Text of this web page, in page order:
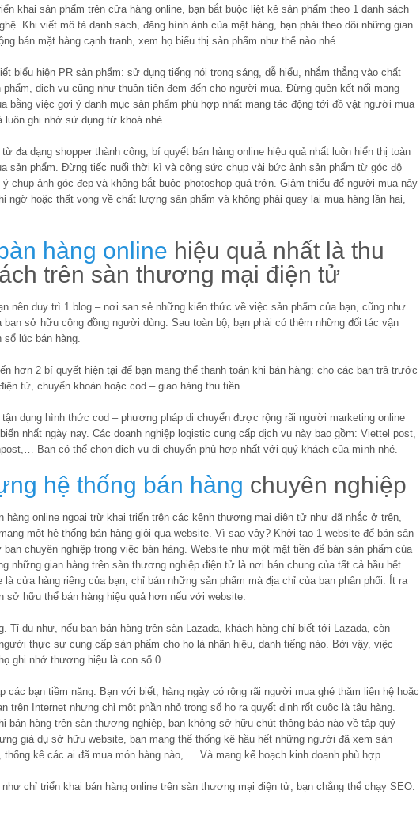
khai sản phẩm trên cửa hàng online, bạn bắt buộc liệt kê sản phẩm theo 1 danh sách
Khi viết mô tả danh sách, đăng hình ảnh của mặt hàng, bạn phải theo dõi những gian
bán mặt hàng cạnh tranh, xem họ biểu thị sản phẩm như thế nào nhé.
biểu hiện PR sản phẩm: sử dụng tiếng nói trong sáng, dễ hiểu, nhắm thẳng vào chất
phẩm, dịch vụ cũng như thuận tiện đem đến cho người mua. Đừng quên kết nối mang
bằng việc gợi ý danh mục sản phẩm phù hợp nhất mang tác động tới đồ vật người mua
luôn ghi nhớ sử dụng từ khoá nhé
đa dạng shopper thành công, bí quyết bán hàng online hiệu quả nhất luôn hiển thị toàn
sản phẩm. Đừng tiếc nuối thời kì và công sức chụp vài bức ảnh sản phẩm từ góc độ
ý chụp ảnh góc đẹp và không bắt buộc photoshop quá trớn. Giảm thiểu để người mua nảy
ngờ hoặc thất vọng về chất lượng sản phẩm và không phải quay lại mua hàng lần hai,
hàng online hiệu quả nhất là thu
trên sàn thương mại điện tử
nên duy trì 1 blog – nơi san sẻ những kiến thức về việc sản phẩm của bạn, cũng như
bạn sở hữu cộng đồng người dùng. Sau toàn bộ, bạn phải có thêm những đối tác vận
sổ lúc bán hàng.
hơn 2 bí quyết hiện tại để bạn mang thể thanh toán khi bán hàng: cho các bạn trả trước
tử, chuyển khoản hoặc cod – giao hàng thu tiền.
tận dụng hình thức cod – phương pháp di chuyển được rộng rãi người marketing online
nhất ngày nay. Các doanh nghiệp logistic cung cấp dịch vụ này bao gồm: Viettel post,
Bạn có thể chọn dịch vụ di chuyển phù hợp nhất với quý khách của mình nhé.
hệ thống bán hàng chuyên nghiệp
hàng online ngoại trừ khai triển trên các kênh thương mại điện tử như đã nhắc ở trên,
một hệ thống bán hàng giỏi qua website. Vì sao vậy? Khởi tạo 1 website để bán sản
bạn chuyên nghiệp trong việc bán hàng. Website như một mặt tiền để bán sản phẩm của
những gian hàng trên sàn thương nghiệp điện tử là nơi bán chung của tất cả hầu hết
là cửa hàng riêng của bạn, chỉ bán những sản phẩm mà địa chỉ của bạn phân phối. Ít ra
sở hữu thể bán hàng hiệu quả hơn nếu với website:
Tỉ dụ như, nếu bạn bán hàng trên sàn Lazada, khách hàng chỉ biết tới Lazada, còn
thực sự cung cấp sản phẩm cho họ là nhãn hiệu, danh tiếng nào. Bởi vậy, việc
ghi nhớ thương hiệu là con số 0.
các bạn tiềm năng. Bạn với biết, hàng ngày có rộng rãi người mua ghé thăm liên hệ hoặc
trên Internet nhưng chỉ một phần nhỏ trong số họ ra quyết định rốt cuộc là tậu hàng.
bán hàng trên sàn thương nghiệp, bạn không sở hữu chút thông báo nào về tập quý
giả dụ sở hữu website, bạn mang thể thống kê hầu hết những người đã xem sản
thống kê các ai đã mua món hàng nào, … Và mang kế hoạch kinh doanh phù hợp.
chỉ triển khai bán hàng online trên sàn thương mại điện tử, bạn chẳng thể chạy SEO.